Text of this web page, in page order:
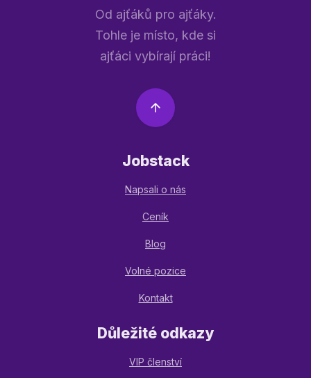
Od ajťáků pro ajťáky.
Tohle je místo, kde si
ajťáci vybírají práci!
Jobstack
Napsali o nás
Ceník
Blog
Volné pozice
Kontakt
Důležité odkazy
VIP členství